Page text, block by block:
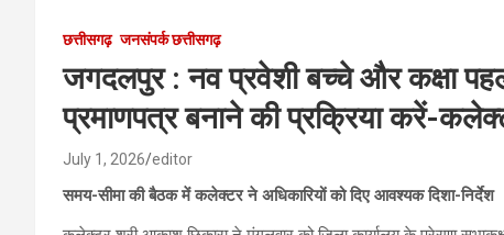
छत्तीसगढ़ जनसंपर्क छत्तीसगढ़
जगदलपुर : नव प्रवेशी बच्चे और कक्षा
प्रमाणपत्र बनाने की प्रक्रिया करें-
July 1, 2026 editor
समय-सीमा की बैठक में कलेक्टर ने अधिकारियों को दिए आवश्यक दिशा-निर्देश